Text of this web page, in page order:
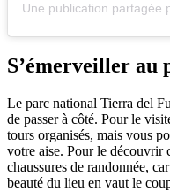
S’émerveiller au
Le parc national Tierra del
de passer à côté. Pour le
tours organisés, mais vous
votre aise. Pour le découvrir
chaussures de randonnée,
beauté du lieu en vaut le